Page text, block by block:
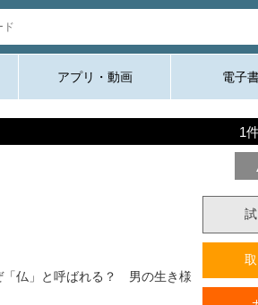
アプリ・動画 電子
1
「仏」と呼ばれる？ 男の生き様